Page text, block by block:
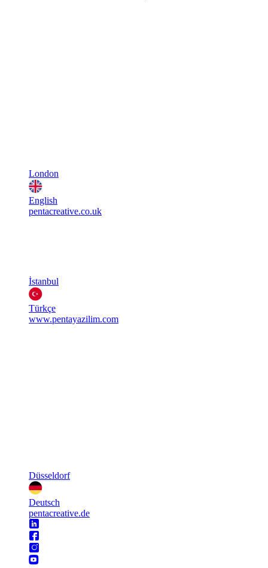
London
English
pentacreative.co.uk
İstanbul
Türkçe
www.pentayazilim.com
Düsseldorf
Deutsch
pentacreative.de